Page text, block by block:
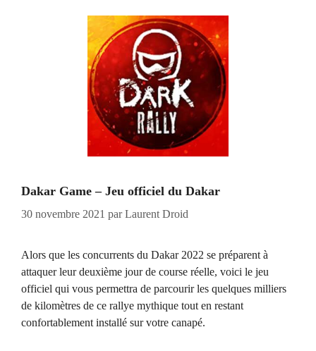
Dakar Game – Jeu officiel du Dakar
30 novembre 2021 parLaurent Droid
Alors que les concurrents du Dakar 2022 se préparent à
attaquer leur deuxième jour de course réelle, voici le jeu
officiel qui vous permettra de parcourir les quelques milliers
de kilomètres de ce rallye mythique tout en restant
confortablement installé sur votre canapé.